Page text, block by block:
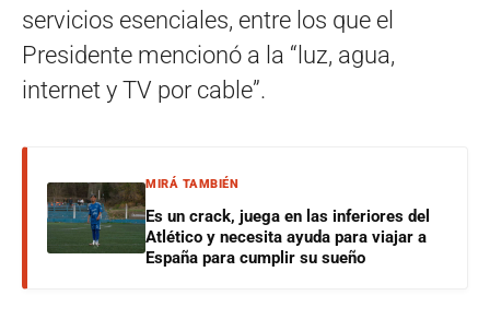
servicios esenciales, entre los que el
Presidente mencionó a la “luz, agua,
internet y TV por cable”.
MIRÁ TAMBIÉN
Es un crack, juega en las inferiores del
Atlético y necesita ayuda para viajar a
España para cumplir su sueño